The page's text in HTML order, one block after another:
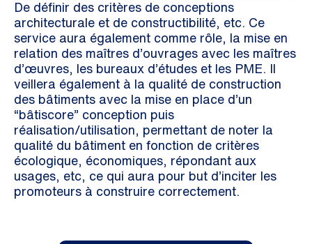
De définir des critères de conceptions
architecturale et de constructibilité, etc. Ce
service aura également comme rôle, la mise en
relation des maîtres d’ouvrages avec les maîtres
d’œuvres, les bureaux d’études et les PME. Il
veillera également à la qualité de construction
des bâtiments avec la mise en place d’un
“bâtiscore” conception puis
réalisation/utilisation, permettant de noter la
qualité du bâtiment en fonction de critères
écologique, économiques, répondant aux
usages, etc, ce qui aura pour but d’inciter les
promoteurs à construire correctement.